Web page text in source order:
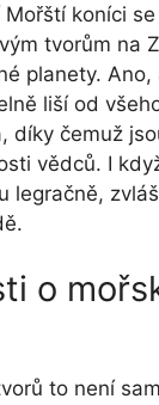
koníci
tvorům na
planety. Ano,
liší od
díky čemuž
vědců. I
legračně,
o
to není